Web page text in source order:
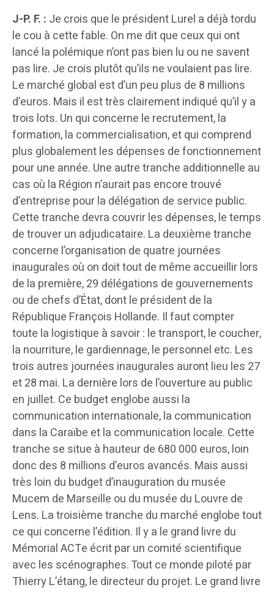
J-P. F. : Je crois que le président Lurel a déjà tordu
le cou à cette fable. On me dit que ceux qui ont
lancé la polémique n’ont pas bien lu ou ne savent
pas lire. Je crois plutôt qu’ils ne voulaient pas lire.
Le marché global est d’un peu plus de 8 millions
d’euros. Mais il est très clairement indiqué qu’il y a
trois lots. Un qui concerne le recrutement, la
formation, la commercialisation, et qui comprend
plus globalement les dépenses de fonctionnement
pour une année. Une autre tranche additionnelle au
cas où la Région n’aurait pas encore trouvé
d’entreprise pour la délégation de service public.
Cette tranche devra couvrir les dépenses, le temps
de trouver un adjudicataire. La deuxième tranche
concerne l’organisation de quatre journées
inaugurales où on doit tout de même accueillir lors
de la première, 29 délégations de gouvernements
ou de chefs d’État, dont le président de la
République François Hollande. Il faut compter
toute la logistique à savoir : le transport, le coucher,
la nourriture, le gardiennage, le personnel etc. Les
trois autres journées inaugurales auront lieu les 27
et 28 mai. La dernière lors de l’ouverture au public
en juillet. Ce budget englobe aussi la
communication internationale, la communication
dans la Caraïbe et la communication locale. Cette
tranche se situe à hauteur de 680 000 euros, loin
donc des 8 millions d’euros avancés. Mais aussi
très loin du budget d’inauguration du musée
Mucem de Marseille ou du musée du Louvre de
Lens. La troisième tranche du marché englobe tout
ce qui concerne l’édition. Il y a le grand livre du
Mémorial ACTe écrit par un comité scientifique
avec les scénographes. Tout ce monde piloté par
Thierry L’étang, le directeur du projet. Le grand livre